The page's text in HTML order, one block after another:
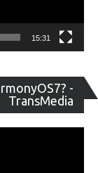
15:31
-
TransMedia
de